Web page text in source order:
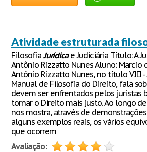
Atividade estruturada
FilosofiaJurídicae Judiciária Título: A
Antônio Rizzatto Nunes Aluno: Marcio
Antônio Rizzatto Nunes, no título VIII -
Manual de Filosofia do Direito, fala
devem ser enfrentados pelos juristas
tornar o Direito mais justo. Ao longo
nos mostra, através de
alguns exemplos reais, os vários
que ocorrem
Avaliação: